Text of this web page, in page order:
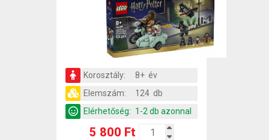
Korosztály:
8+ év
Elemszám:
124 db
Elérhetőség: 1-2 db azonnal
5 800 Ft